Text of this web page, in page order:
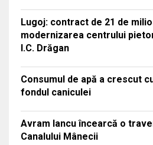
Lugoj: contract de 21 de
modernizarea centrului
I.C. Drăgan
Consumul de apă a crescut
fondul caniculei
Avram Iancu încearcă o
Canalului Mânecii